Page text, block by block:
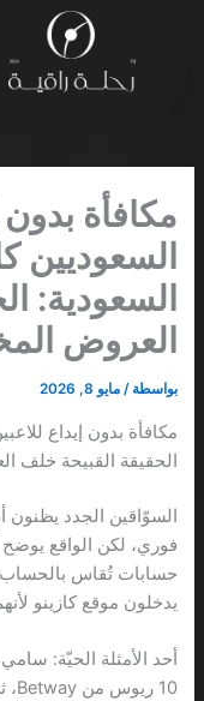
مكافأة بدون
السعوديين
السعودية:
العروض
بواسطة /مايو 8, 2026
مكافأة بدون إيداع
الحقيقة القبيحة خلف
السوّاقين الجدد يظنون
فوري، لكن الواقع
يدخلون موقع كازينو